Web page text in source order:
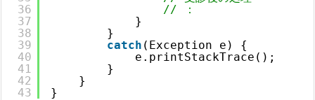
36
37
38
39
40
41
42
43
// ：
}
}
catch (Exception e) {
e.printStackTrace();
}
}
}